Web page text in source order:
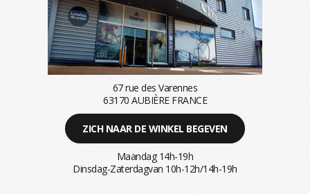
67 rue des Varennes
63170 AUBIÈRE FRANCE
ZICH NAAR DE WINKEL BEGEVEN
Maandag 14h-19h
Dinsdag-Zaterdagvan 10h-12h/14h-19h